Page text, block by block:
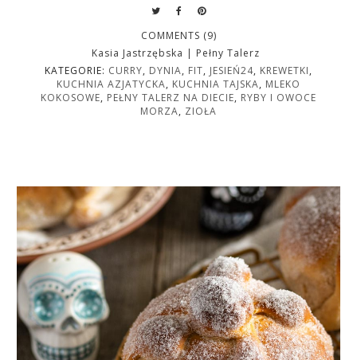
COMMENTS (9)
Kasia Jastrzębska | Pełny Talerz
KATEGORIE: CURRY, DYNIA, FIT, JESIEŃ24, KREWETKI,
KUCHNIA AZJATYCKA, KUCHNIA TAJSKA, MLEKO
KOKOSOWE, PEŁNY TALERZ NA DIECIE, RYBY I OWOCE
MORZA, ZIOŁA